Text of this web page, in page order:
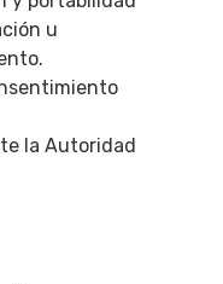
u
la Autoridad